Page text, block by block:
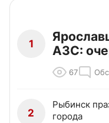
1
АЗС:
67
2
Рыбинск
города